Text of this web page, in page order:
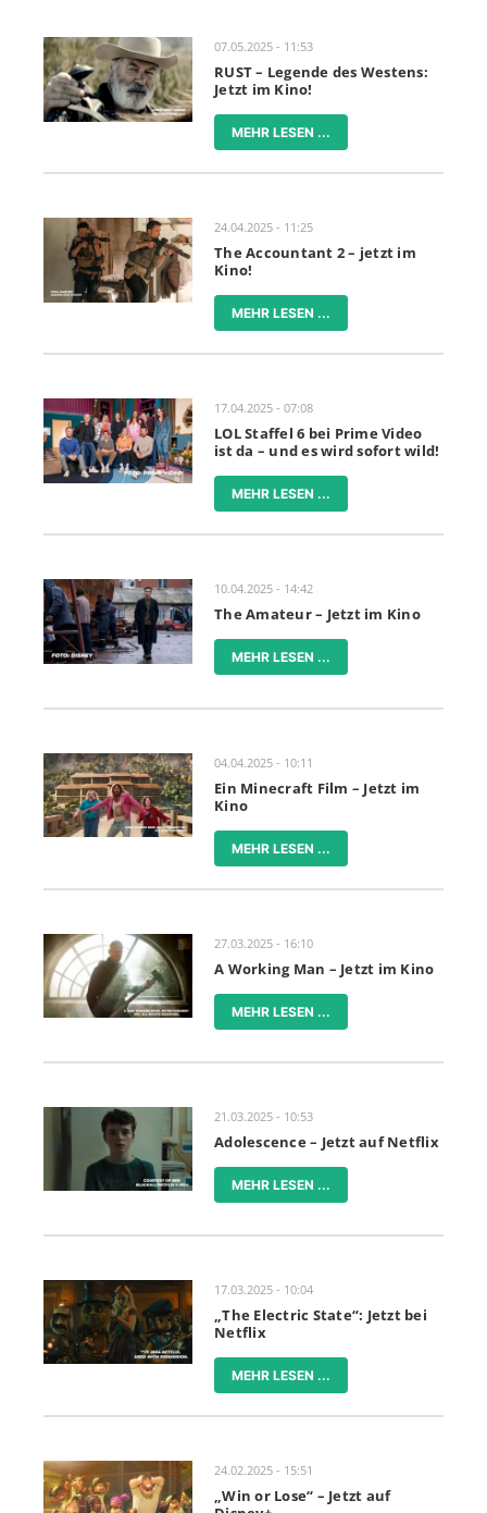
07.05.2025 - 11:53
RUST – Legende des Westens:
Jetzt im Kino!
MEHR LESEN ...
24.04.2025 - 11:25
The Accountant 2 – jetzt im
Kino!
MEHR LESEN ...
17.04.2025 - 07:08
LOL Staffel 6 bei Prime Video
ist da – und es wird sofort wild!
MEHR LESEN ...
10.04.2025 - 14:42
The Amateur – Jetzt im Kino
MEHR LESEN ...
04.04.2025 - 10:11
Ein Minecraft Film – Jetzt im
Kino
MEHR LESEN ...
27.03.2025 - 16:10
A Working Man – Jetzt im Kino
MEHR LESEN ...
21.03.2025 - 10:53
Adolescence – Jetzt auf Netflix
MEHR LESEN ...
17.03.2025 - 10:04
„The Electric State“: Jetzt bei
Netflix
MEHR LESEN ...
24.02.2025 - 15:51
„Win or Lose“ – Jetzt auf